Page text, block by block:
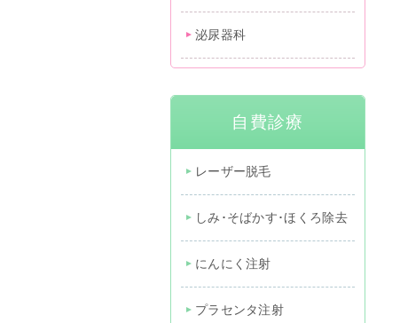
泌尿器科
自費診療
レーザー脱毛
しみ･そばかす･ほくろ除去
にんにく注射
プラセンタ注射